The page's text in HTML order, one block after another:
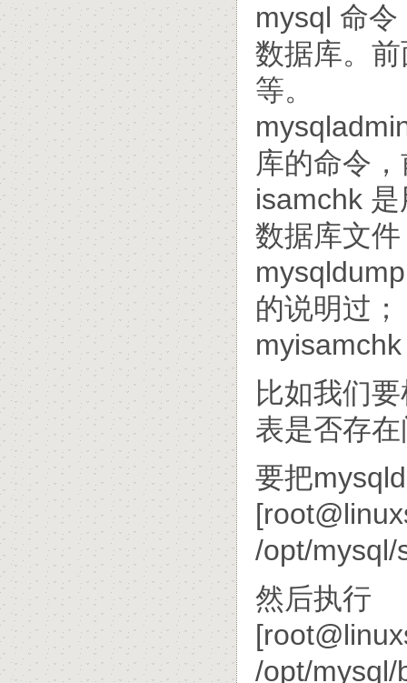
mysql 命
数据库。
等。
库的命令
isamchk
数据库文件
的说明过；
比如我们
表是否存
要把
/opt/mysql/
然后执行
/opt/mysql/